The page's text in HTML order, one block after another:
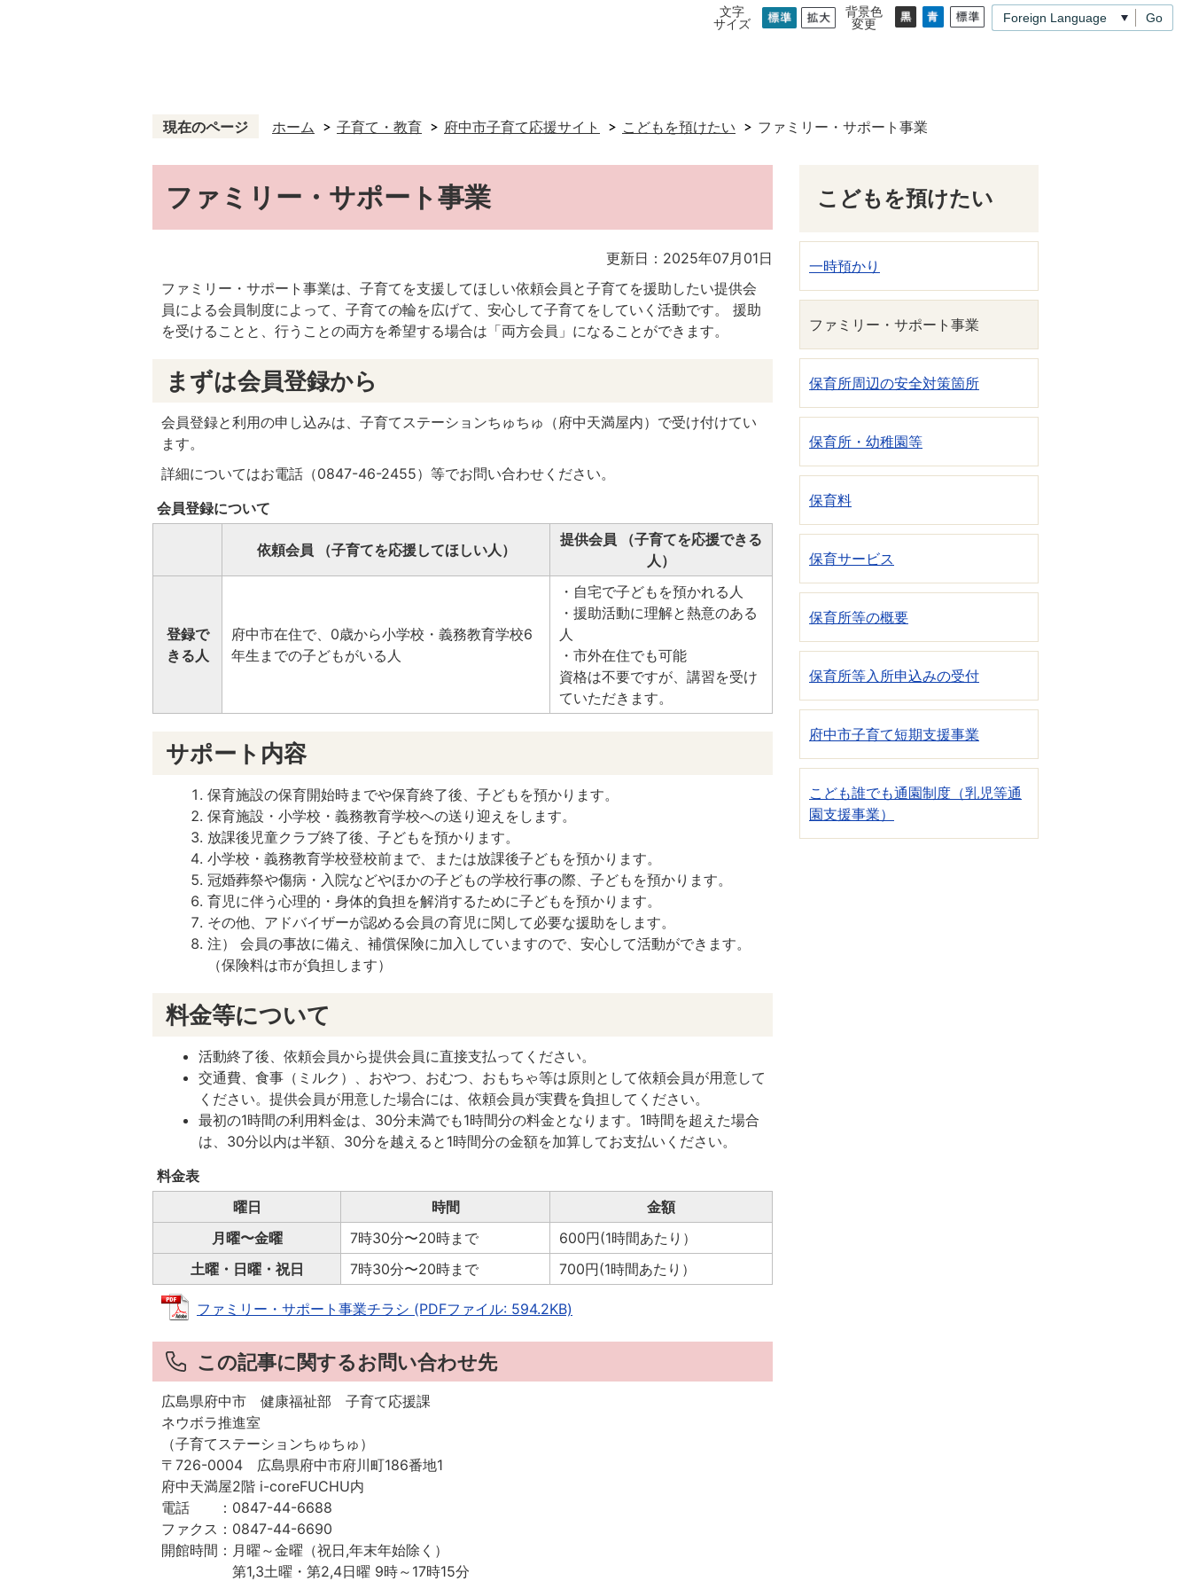
文字
サイズ
背景色
変更
Go
現在のページ ホーム 子育て・教育 府中市子育て応援サイト こどもを預けたい ファミリー・サポート事業
ファミリー・サポート事業
更新日：2025年07月01日
ファミリー・サポート事業は、子育てを支援してほしい依頼会員と子育てを援助したい提供会
員による会員制度によって、子育ての輪を広げて、安心して子育てをしていく活動です。 援助
を受けることと、行うことの両方を希望する場合は「両方会員」になることができます。
まずは会員登録から
会員登録と利用の申し込みは、子育てステーションちゅちゅ（府中天満屋内）で受け付けてい
ます。
詳細についてはお電話（0847-46-2455）等でお問い合わせください。
会員登録について
依頼会員 （子育てを応援してほしい人）
提供会員 （子育てを応援できる
人）
登録で
きる人
府中市在住で、0歳から小学校・義務教育学校6
年生までの子どもがいる人
・自宅で子どもを預かれる人
・援助活動に理解と熱意のある
人
・市外在住でも可能
資格は不要ですが、講習を受け
ていただきます。
サポート内容
保育施設の保育開始時までや保育終了後、子どもを預かります。
保育施設・小学校・義務教育学校への送り迎えをします。
放課後児童クラブ終了後、子どもを預かります。
小学校・義務教育学校登校前まで、または放課後子どもを預かります。
冠婚葬祭や傷病・入院などやほかの子どもの学校行事の際、子どもを預かります。
育児に伴う心理的・身体的負担を解消するために子どもを預かります。
その他、アドバイザーが認める会員の育児に関して必要な援助をします。
注） 会員の事故に備え、補償保険に加入していますので、安心して活動ができます。
（保険料は市が負担します）
料金等について
活動終了後、依頼会員から提供会員に直接支払ってください。
交通費、食事（ミルク）、おやつ、おむつ、おもちゃ等は原則として依頼会員が用意して
ください。提供会員が用意した場合には、依頼会員が実費を負担してください。
最初の1時間の利用料金は、30分未満でも1時間分の料金となります。1時間を超えた場合
は、30分以内は半額、30分を越えると1時間分の金額を加算してお支払いください。
料金表
曜日
時間
金額
月曜〜金曜
7時30分〜20時まで
600円(1時間あたり）
土曜・日曜・祝日
7時30分〜20時まで 700円(1時間あたり）
ファミリー・サポート事業チラシ (PDFファイル: 594.2KB)
この記事に関するお問い合わせ先
広島県府中市 健康福祉部 子育て応援課
ネウボラ推進室
（子育てステーションちゅちゅ）
〒726-0004 広島県府中市府川町186番地1
府中天満屋2階 i-coreFUCHU内
電話 ：0847-44-6688
ファクス：0847-44-6690
開館時間：月曜～金曜（祝日,年末年始除く）
第1,3土曜・第2,4日曜 9時～17時15分
こどもを預けたい
一時預かり
ファミリー・サポート事業
保育所周辺の安全対策箇所
保育所・幼稚園等
保育料
保育サービス
保育所等の概要
保育所等入所申込みの受付
府中市子育て短期支援事業
こども誰でも通園制度（乳児等通
園支援事業）